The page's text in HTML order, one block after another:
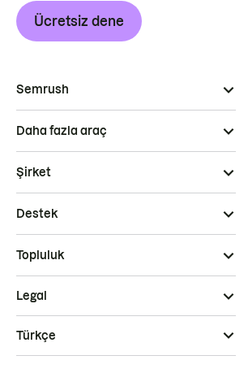
Ücretsiz dene
Semrush
Daha fazla araç
Şirket
Destek
Topluluk
Legal
Türkçe